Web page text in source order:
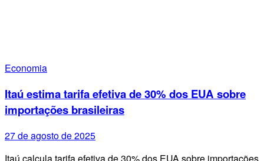
Economia
Itaú estima tarifa efetiva de 30% dos EUA sobre
importações brasileiras
27 de agosto de 2025
Itaú calcula tarifa efetiva de 30% dos EUA sobre importações